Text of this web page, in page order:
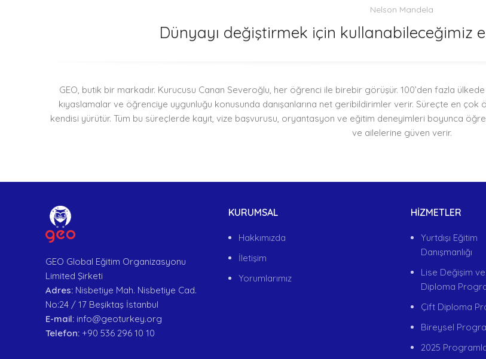
Nelson Mandela
Dünyayı değiştirmek için kullanabileceğimiz
GEO, butik bir markadır. Kurucusu Canan Severoğlu, her öğrenci ile birebir görüşür. 100’den fazla
kıyaslamalar ve öğrenciye uygunluğu konusunda danışanlarına net geribildirimler verir. Süreçte en çok
kendisi yürütür. Tüm bu süreçlerde kayıt, vize başvurusu, oryantasyon ve eğitim deneyimleri boyunca
ve ailelerine güven verir.
GEO Global Eğitim Organizasyonu
Limited Şirketi
Adres: Nisbetiye Mah. Nisbetiye Cad.
No:24 / 17 Beşiktaş İstanbul
E-mail: info@geoturkey.org
Telefon: +90 536 296 10 10
KURUMSAL
Hakkımızda
İletişim
Yorumlarımız
HIZMETLER
Yurtdışı Eğitim
Danışmanlığı
Lise Değişim ve
Diploma
Çift Diploma
Bireysel
2025